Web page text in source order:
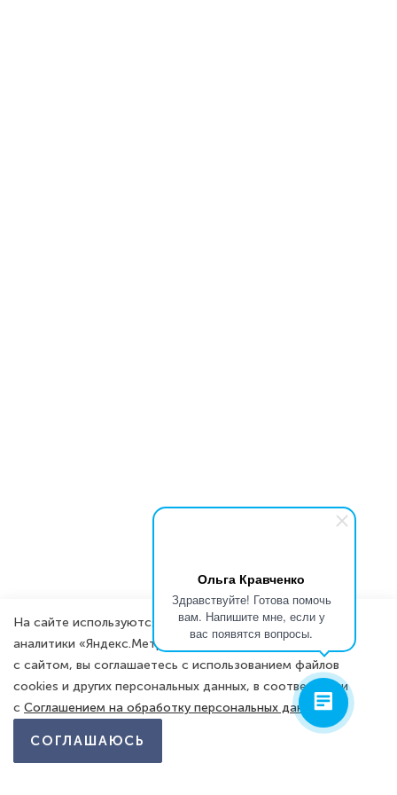
Ольга Кравченко
Здравствуйте! Готова помочь
вам. Напишите мне, если у
вас появятся вопросы.
На сайте используются файлы cookies и инструменты
аналитики «Яндекс.Метрика». Продолжая работать
с сайтом, вы соглашаетесь с использованием файлов
cookies и других персональных данных, в соответствии
с Соглашением на обработку персональных данных.
СОГЛАШАЮСЬ